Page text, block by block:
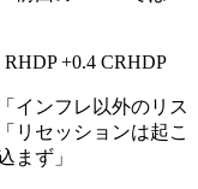
+0.4 CRHDP
インフレ以外のリス
リセッションは起こ
まず」